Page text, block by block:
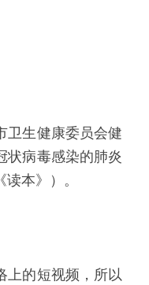
卫生健康委员会健
状病毒感染的肺炎
本》）。
上的短视频，所以